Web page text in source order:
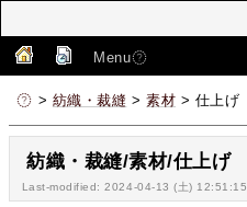
Menu
> 紡織・裁縫 > 素材 > 仕上げ
紡織・裁縫/素材/仕上げ
Last-modified: 2024-04-13 (土) 12:51:15